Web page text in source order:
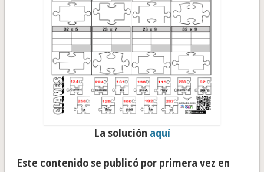
La solución aquí
Este contenido se publicó por primera vez en